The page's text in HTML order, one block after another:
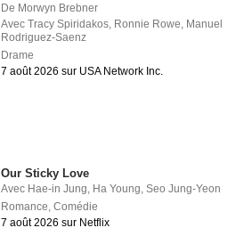
De Morwyn Brebner
AvecTracy Spiridakos, Ronnie Rowe, Manuel
Rodriguez-Saenz
Drame
7 août 2026 sur USA Network Inc.
Our Sticky Love
Avec Hae-in Jung, Ha Young,Seo Jung-Yeon
Romance,Comédie
7 août 2026 sur Netflix